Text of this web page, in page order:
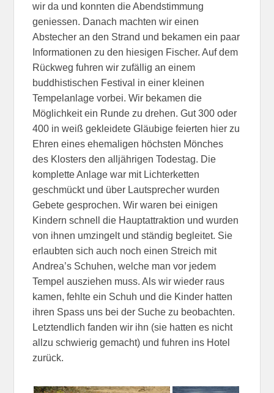
wir da und konnten die Abendstimmung
geniessen. Danach machten wir einen
Abstecher an den Strand und bekamen ein paar
Informationen zu den hiesigen Fischer. Auf dem
Rückweg fuhren wir zufällig an einem
buddhistischen Festival in einer kleinen
Tempelanlage vorbei. Wir bekamen die
Möglichkeit ein Runde zu drehen. Gut 300 oder
400 in weiß gekleidete Gläubige feierten hier zu
Ehren eines ehemaligen höchsten Mönches
des Klosters den alljährigen Todestag. Die
komplette Anlage war mit Lichterketten
geschmückt und über Lautsprecher wurden
Gebete gesprochen. Wir waren bei einigen
Kindern schnell die Hauptattraktion und wurden
von ihnen umzingelt und ständig begleitet. Sie
erlaubten sich auch noch einen Streich mit
Andrea’s Schuhen, welche man vor jedem
Tempel ausziehen muss. Als wir wieder raus
kamen, fehlte ein Schuh und die Kinder hatten
ihren Spass uns bei der Suche zu beobachten.
Letztendlich fanden wir ihn (sie hatten es nicht
allzu schwierig gemacht) und fuhren ins Hotel
zurück.